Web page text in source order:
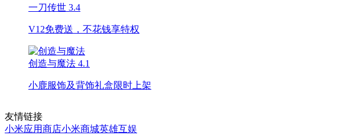
一刀传世 3.4
V12免费送，不花钱享特权
创造与魔法 4.1
小鹿服饰及背饰礼盒限时上架
友情链接
小米应用商店小米商城英雄互娱